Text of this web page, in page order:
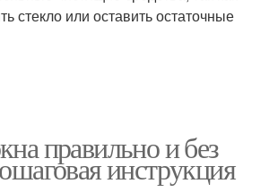
стекло или оставить остаточные
правильно и без
инструкция